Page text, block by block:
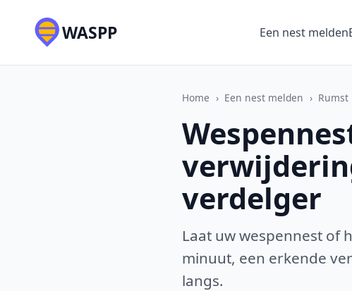
WASPP Een nest melden
Home › Een nest melden › Rumst
verdelger
Laat uw wespennest of
minuut, een erkende
langs.